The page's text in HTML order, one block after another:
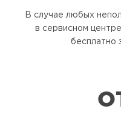
В случае любых
в сервисном
бесплатно